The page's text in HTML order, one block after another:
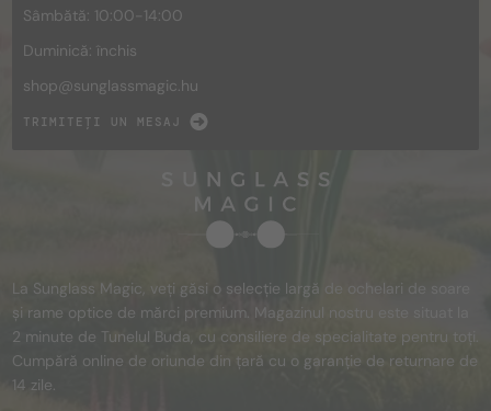
Sâmbătă: 10:00-14:00
Duminică: închis
shop@sunglassmagic.hu
TRIMITEȚI UN MESAJ
La Sunglass Magic, veți găsi o selecție largă de ochelari de soare
și rame optice de mărci premium. Magazinul nostru este situat la
2 minute de Tunelul Buda, cu consiliere de specialitate pentru toți.
Cumpără online de oriunde din țară cu o garanție de returnare de
14 zile.